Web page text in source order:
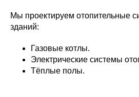
Мы проектируем отопительные
зданий:
Газовые котлы.
Электрические системы
Тёплые полы.